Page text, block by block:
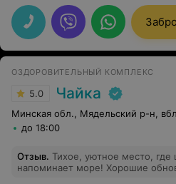
белорусской природы.
ухоженная территория и
продуманно для отдыха (белье и
хозяином легко можно
Отдельное спасибо
вновь с большой компанией!
ОЗДОРОВИТЕЛЬНЫЙ КОМПЛЕКС
5.0 Чайка
до 18:00
Отзыв. Тихое, уютное место,
напоминает море! Хорошие